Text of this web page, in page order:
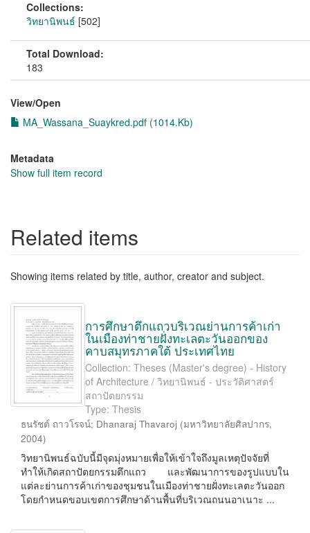
Collections:
วิทยานิพนธ์ [502]
Total Download:
183
View/Open
MA_Wassana_Suaykred.pdf (1014.Kb)
Metadata
Show full item record
Related items
Showing items related by title, author, creator and subject.
การศึกษาตึกแถวบริเวณย่านการค้าเก่า
ในเมืองท่าชายฝั่งทะเลตะวันออกของ
คาบสมุทรภาคใต้ ประเทศไทย
Collection: Theses (Master's degree) - History
of Architecture / วิทยานิพนธ์ - ประวัติศาสตร์
สถาปัตยกรรม
Type: Thesis
ธนรัชต์ ถาวโรจน์; Dhanaraj Thavaroj (มหาวิทยาลัยศิลปากร,
2004)
วิทยานิพนธ์ฉบับนี้มีจุดมุ่งหมายเพื่อให้เข้าใจถึงมูลเหตุปัจจัยที่
ทำให้เกิดสถาปัตยกรรมตึกแถว และพัฒนาการของรูปแบบใน
แต่ละย่านการค้าเก่าของชุมชนในเมืองท่าชายฝั่งทะเลตะวันออก
โดยกำหนดขอบเขตการศึกษาด้านพื้นที่บริเวณถนนอาเนาะ ...